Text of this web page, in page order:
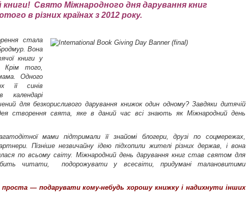
Свято Міжнародного дня дарування книг
в різних країнах з 2012 року.
стала
Вона
книги у
Крім того,
Одного
її синів
календарі
для безкорисливого дарування книжок один одному? Завдяки дитячій
створення свята, яке в даний час всі знають як Міжнародний день
мами підтримали її знайомі блогери, друзі по соцмережах,
Пізніше незвичайну ідею підхопили жителі різних держав, і вона
по всьому світу. Міжнародний день дарування книг став святом для
читати, подорожувати у всесвіти, придумані талановитими
— подарувати кому-небудь хорошу книжку і надихнути інших